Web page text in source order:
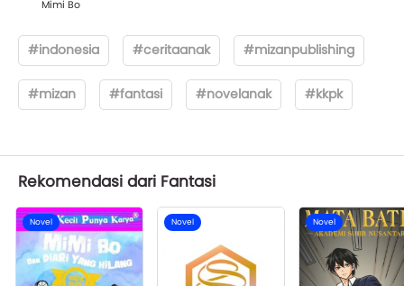
Mimi Bo
#indonesia #ceritaanak #mizanpublishing
#mizan #fantasi #novelanak #kkpk
Rekomendasi dari Fantasi
Novel Novel Novel